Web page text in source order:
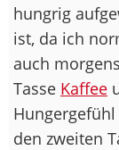
hungrig
ist, da ich
auch
Tasse Kaffee
den zweiten